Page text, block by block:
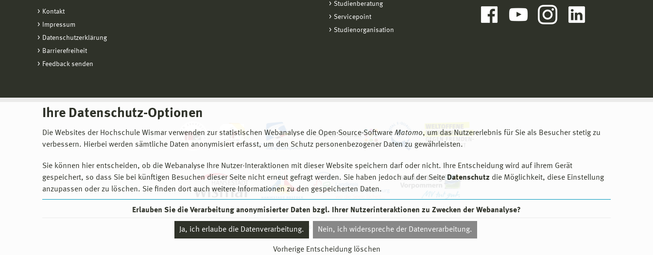
Ihre Datenschutz-Optionen
Die Websites der Hochschule Wismar verwenden zur statistischen Webanalyse die Open-Source-Software Matomo, um das Nutzererlebnis für Sie als Besucher stetig zu
verbessern. Hierbei werden sämtliche Daten anonymisiert erfasst, um den Schutz personenbezogener Daten zu gewährleisten.
Sie können hier entscheiden, ob die Webanalyse Ihre Nutzer-Interaktionen mit dieser Website speichern darf oder nicht. Ihre Entscheidung wird auf ihrem Gerät
gespeichert, so dass Sie bei künftigen Besuchen dieser Seite nicht erneut gefragt werden. Sie haben jedoch auf der Seite Datenschutz die Möglichkeit, diese Einstellung
anzupassen oder zu löschen. Sie finden dort auch weitere Informationen zu den gespeicherten Daten.
Erlauben Sie die Verarbeitung anonymisierter Daten bzgl. Ihrer Nutzerinteraktionen zu Zwecken der Webanalyse?
Ja, ich erlaube die Datenverarbeitung. Nein, ich widerspreche der Datenverarbeitung.
Vorherige Entscheidung löschen
Kontakt
Impressum
Datenschutzerklärung
Barrierefreiheit
Feedback senden
Studienberatung
Servicepoint
Studienorganisation
© 2026 Hochschule Wismar